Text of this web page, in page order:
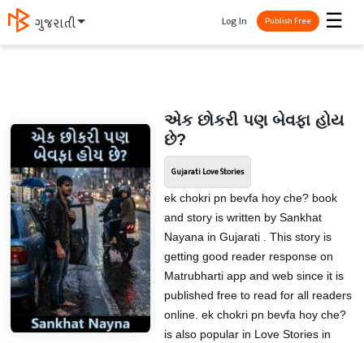
मराठी ☰
Log In Publish Free
એક છોકરી પણ બેવફા હોય
છે?
Gujarati Love Stories
ek chokri pn bevfa hoy che? book
and story is written by Sankhat
Nayana in Gujarati . This story is
getting good reader response on
Matrubharti app and web since it is
published free to read for all readers
online. ek chokri pn bevfa hoy che?
is also popular in Love Stories in